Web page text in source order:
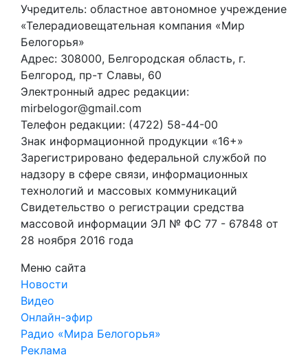
Учредитель: областное автономное учреждение
«Телерадиовещательная компания «Мир
Белогорья»
Адрес: 308000, Белгородская область, г.
Белгород, пр-т Славы, 60
Электронный адрес редакции:
mirbelogor@gmail.com
Телефон редакции: (4722) 58-44-00
Знак информационной продукции «16+»
Зарегистрировано федеральной службой по
надзору в сфере связи, информационных
технологий и массовых коммуникаций
Свидетельство о регистрации средства
массовой информации ЭЛ № ФС 77 - 67848 от
28 ноября 2016 года
Меню сайта
Новости
Видео
Онлайн-эфир
Радио «Мира Белогорья»
Реклама